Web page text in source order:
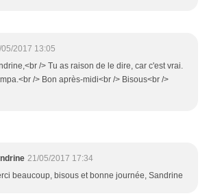
05/2017 13:05
/> Tu as raison de le dire, car c'est vrai.
/> Bon après-midi<br /> Bisous<br />
21/05/2017 17:34
beaucoup, bisous et bonne journée, Sandrine